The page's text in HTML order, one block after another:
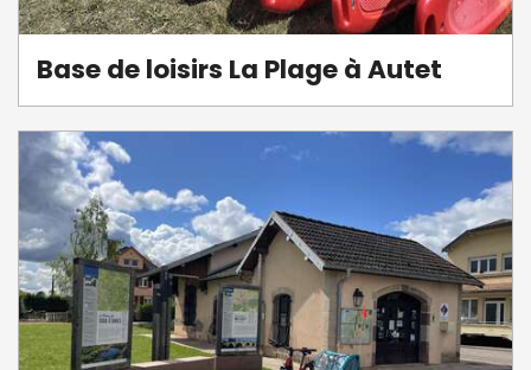
Base de loisirs La Plage à Autet